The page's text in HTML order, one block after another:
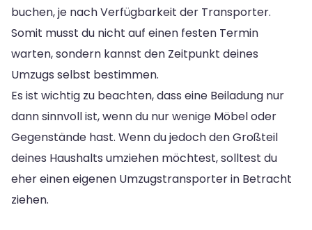
buchen, je nach Verfügbarkeit der Transporter.
Somit musst du nicht auf einen festen Termin
warten, sondern kannst den Zeitpunkt deines
Umzugs selbst bestimmen.
Es ist wichtig zu beachten, dass eine Beiladung nur
dann sinnvoll ist, wenn du nur wenige Möbel oder
Gegenstände hast. Wenn du jedoch den Großteil
deines Haushalts umziehen möchtest, solltest du
eher einen eigenen Umzugstransporter in Betracht
ziehen.